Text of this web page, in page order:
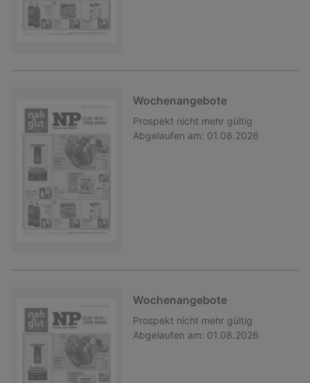
Wochenangebote
Prospekt nicht mehr gültig
Abgelaufen am: 01.08.2026
Wochenangebote
Prospekt nicht mehr gültig
Abgelaufen am: 01.08.2026